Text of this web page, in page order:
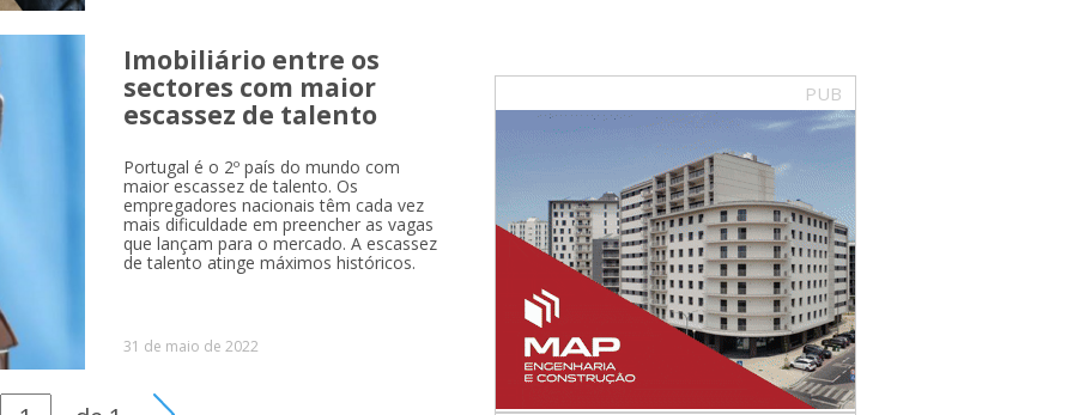
Imobiliário entre os
sectores com maior
escassez de talento
Portugal é o 2º país do mundo com
maior escassez de talento. Os
empregadores nacionais têm cada vez
mais dificuldade em preencher as vagas
que lançam para o mercado. A escassez
de talento atinge máximos históricos.
31 de maio de 2022
PUB